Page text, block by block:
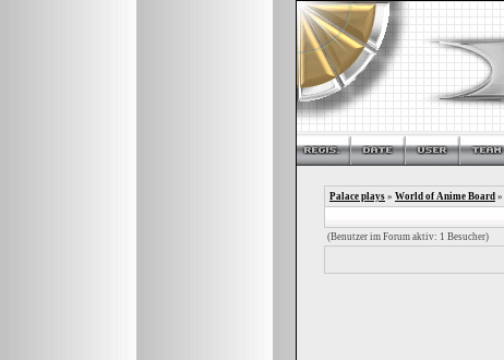
Palace plays » World of Anime Board »
(Benutzer im Forum aktiv: 1 Besucher)